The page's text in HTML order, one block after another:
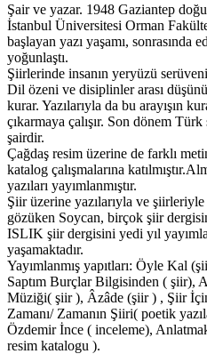
Şair ve yazar. 1948 Gaziantep
İstanbul Üniversitesi Orman
başlayan yazı yaşamı, sonrasında
yoğunlaştı.
Şiirlerinde insanın yeryüzü
Dil özeni ve disiplinler arası
kurar. Yazılarıyla da bu arayışın
çıkarmaya çalışır. Son dönem
şairdir.
Çağdaş resim üzerine de farklı
katalog çalışmalarına
yazıları yayımlanmıştır.
Şiir üzerine yazılarıyla ve
gözüken Soycan, birçok şiir
ISLIK şiir dergisini yedi yıl
yaşamaktadır.
Yayımlanmış yapıtları: Öyle Kal
Saptım Burçlar Bilgisinden ( şiir),
Müziği( şiir ), Âzâde (şiir ) , Şiir
Zamanı/ Zamanın Şiiri( poetik
Özdemir İnce ( inceleme),
resim katalogu ).